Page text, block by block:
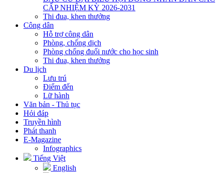
CẤP NHIỆM KỲ 2026-2031
Thi đua, khen thưởng
Công dân
Hỗ trợ công dân
Phòng, chống dịch
Phòng chống đuối nước cho học sinh
Thi đua, khen thưởng
Du lịch
Lưu trú
Điểm đến
Lữ hành
Văn bản - Thủ tục
Hỏi đáp
Truyền hình
Phát thanh
E-Magazine
Infographics
Tiếng Việt
English